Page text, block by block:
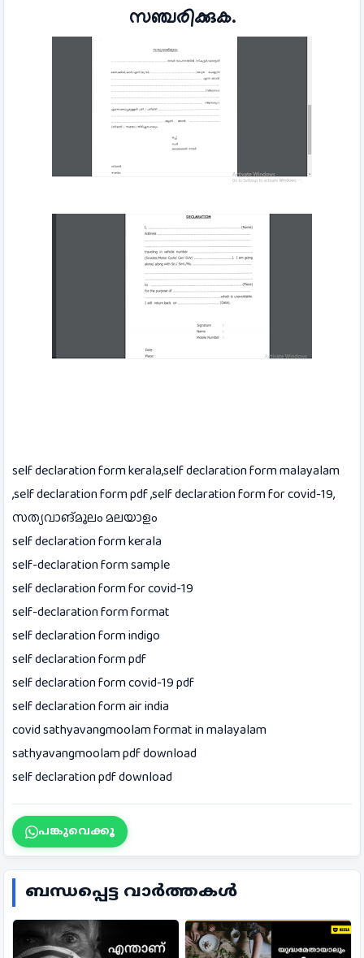
സഞ്ചരിക്കുക.
self declaration form kerala,self declaration form malayalam
,self declaration form pdf ,self declaration form for covid-19,
സത്യവാങ്മൂലം മലയാളം
self declaration form kerala
self-declaration form sample
self declaration form for covid-19
self-declaration form format
self declaration form indigo
self declaration form pdf
self declaration form covid-19 pdf
self declaration form air india
covid sathyavangmoolam format in malayalam
sathyavangmoolam pdf download
self declaration pdf download
പങ്കുവെക്കൂ
ബന്ധപ്പെട്ട വാർത്തകൾ